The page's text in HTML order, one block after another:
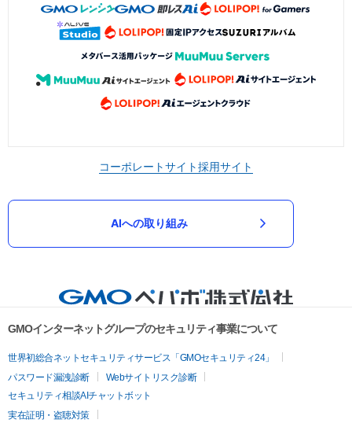
コーポレートサイト採用サイト
AIへの取り組み
GMOインターネットグループのセキュリティ事業について
世界初総合ネットセキュリティサービス「GMOセキュリティ24」
パスワード漏洩診断
Webサイトリスク診断
セキュリティ相談AIチャットボット
実在証明・盗聴対策